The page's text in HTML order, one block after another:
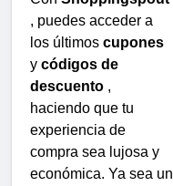
, puedes acceder a
los últimos cupones
y códigos de
descuento ,
haciendo que tu
experiencia de
compra sea lujosa y
económica. Ya sea un